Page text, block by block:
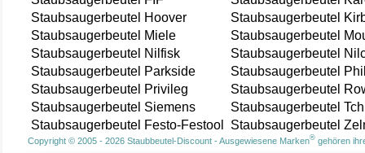
Staubsaugerbeutel Hoover
Staubsaugerbeutel
Staubsaugerbeutel Miele
Staubsaugerbeutel
Staubsaugerbeutel Nilfisk
Staubsaugerbeutel
Staubsaugerbeutel Parkside
Staubsaugerbeutel
Staubsaugerbeutel Privileg
Staubsaugerbeutel
Staubsaugerbeutel Siemens
Staubsaugerbeutel
Staubsaugerbeutel Festo-Festool
Staubsaugerbeutel
Copyright © 2005 - 2026 Staubbeutel-Discount - Ausgewiesene Marken®gehören